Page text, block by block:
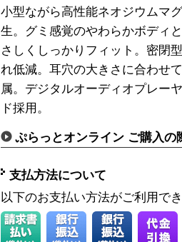
小型ながら高性能ネオジウムマ
生。グミ感覚のやわらかボディ
さしくしっかりフィット。密閉
れ低減。耳穴の大きさに合わせ
属。デジタルオーディオプレー
ド採用。
ぷらっとオンライン ご購入の
支払方法について
以下のお支払い方法がご利用で